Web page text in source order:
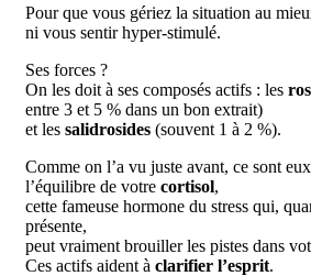
Pour que vous gériez la situation au
ni vous sentir hyper-stimulé.
Ses forces ?
On les doit à ses composés actifs : les
entre 3 et 5 % dans un bon extrait)
et les salidrosides (souvent 1 à 2 %).
Comme on l’a vu juste avant, ce sont
l’équilibre de votre cortisol,
cette fameuse hormone du stress qui,
présente,
peut vraiment brouiller les pistes dans
Ces actifs aident à clarifier l’esprit.